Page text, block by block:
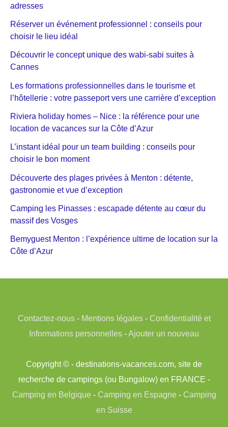
adresses
Réserver un événement professionnel : conseils pour
choisir le lieu idéal
Découvrir le concept unique des wabi-sabi suites à
Cannes
Les formations professionnelles dans le tourisme et
l’hôtellerie : votre passeport vers une carrière d’exception
Riviera holiday homes – Nice : la référence pour une
location de vacances sur la Côte d’Azur
L’instant idéal pour un team building : conseils pour
choisir le bon moment
Découverte des plages privées à Menton : détente,
gastronomie et vue d’exception
Camping les Pinasses : escapade détente au cœur du
massif des Vosges
Bemyguest Menton : l’expérience ultime de location sur la
Côte d’Azur
Contactez-nous- Mentions légales- Confidentialité et
Informations personnelles -Ajouter un nouveau
Copyright © - destinations-vacances.com, site de
recherche de campings (ou Bungalow) en FRANCE -
Camping en Belgique- Camping en Espagne- Camping
en Suisse